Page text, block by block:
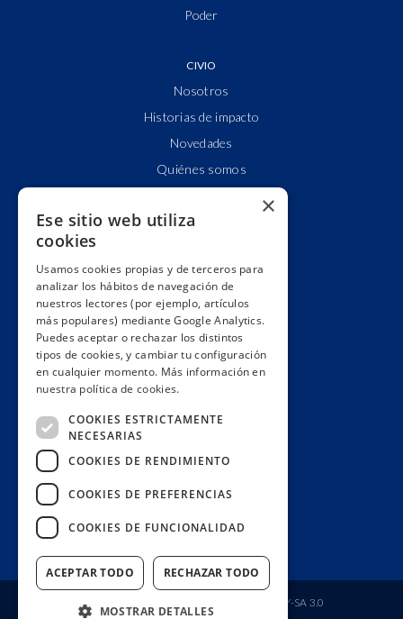
Poder
CIVIO
Nosotros
Historias de impacto
Novedades
Quiénes somos
Alianzas y redes
Impacto
Premios
Formación
Código ético
Re-publica
Muro de donantes
Únete aquí
Fundación Ciudadana Civio CC BY-SA 3.0
×
Ese sitio web utiliza
cookies
Usamos cookies propias y de terceros para
analizar los hábitos de navegación de
nuestros lectores (por ejemplo, artículos
más populares) mediante Google Analytics.
Puedes aceptar o rechazar los distintos
tipos de cookies, y cambiar tu configuración
en cualquier momento. Más información en
nuestra política de cookies.
COOKIES ESTRICTAMENTE
NECESARIAS
COOKIES DE RENDIMIENTO
COOKIES DE PREFERENCIAS
COOKIES DE FUNCIONALIDAD
ACEPTAR TODO RECHAZAR TODO
MOSTRAR DETALLES